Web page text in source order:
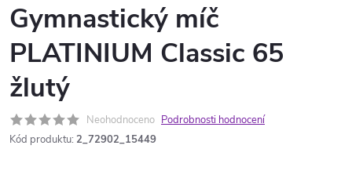
Gymnastický míč
PLATINIUM Classic 65
žlutý
Neohodnoceno Podrobnosti hodnocení
Kód produktu: 2_72902_15449